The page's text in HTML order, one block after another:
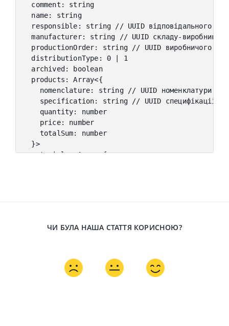
  comment
:
string
  name
:
string
  responsible
: string // UUID відповідального
  manufacturer
: string
// UUID складу-виробника
  productionOrder
: string
// UUID виробничого
  distributionType
: 0
1
  archived
:
boolean
  products
: Array<{
    nomenclature
: string
// UUID номенклатури
    specification
: string
// UUID специфікації
    quantity
:
number
    price
:
number
    totalSum
:
number
}>
  materials
: Array<{
    readyQuantity
?: number
ЧИ БУЛА НАША СТАТТЯ КОРИСНОЮ?